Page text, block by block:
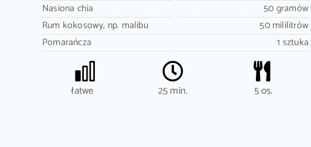
Nasiona chia
50 gramów
Rum kokosowy, np. malibu
50 mililitrów
Pomarańcza
1 sztuka
łatwe 25 min. 5 os.